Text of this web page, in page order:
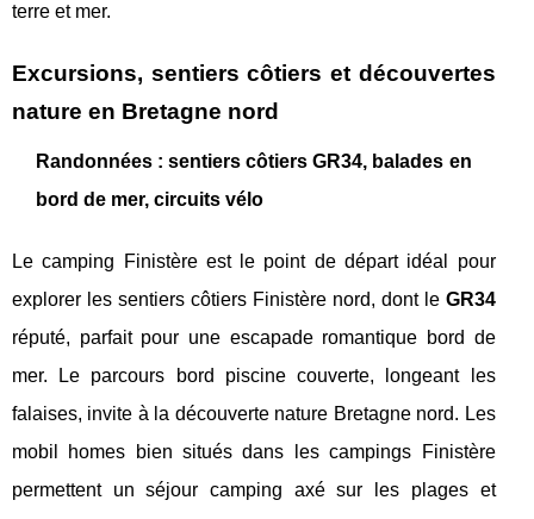
terre et mer.
Excursions, sentiers côtiers et découvertes
nature en Bretagne nord
Randonnées : sentiers côtiers GR34, balades en
bord de mer, circuits vélo
Le camping Finistère est le point de départ idéal pour
explorer les sentiers côtiers Finistère nord, dont le GR34
réputé, parfait pour une escapade romantique bord de
mer. Le parcours bord piscine couverte, longeant les
falaises, invite à la découverte nature Bretagne nord. Les
mobil homes bien situés dans les campings Finistère
permettent un séjour camping axé sur les plages et